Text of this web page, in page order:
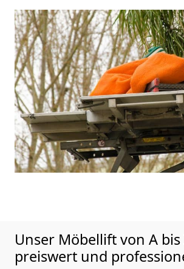
Unser Möbellift von A bis
preiswert und